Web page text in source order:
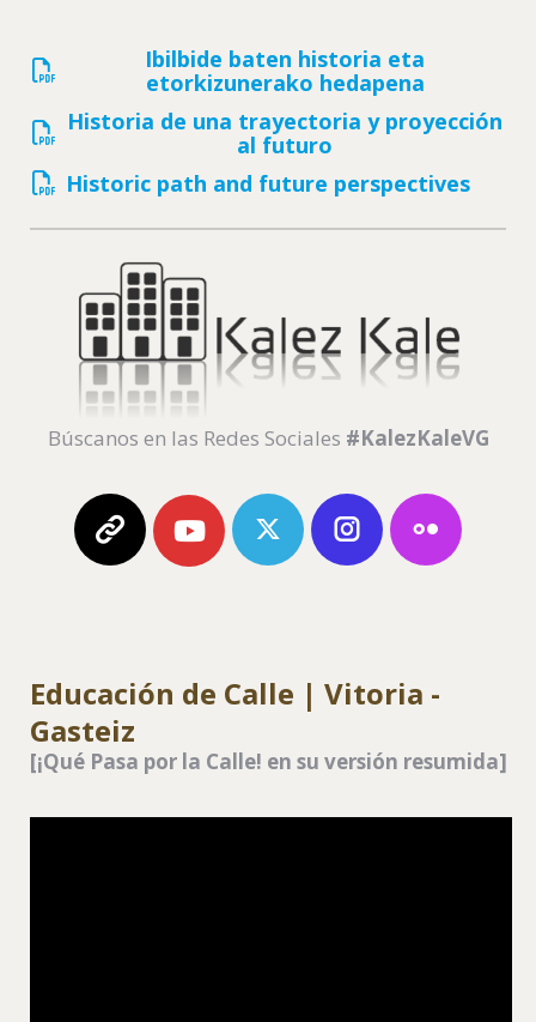
Ibilbide baten historia eta
etorkizunerako hedapena
Historia de una trayectoria y proyección
al futuro
Historic path and future perspectives
Búscanos en las Redes Sociales #KalezKaleVG
Web
Kalezkale
Youtube
Kalezkale
Twitter
Kalezkale
Instagram
Kalezkale
flickr
Educación de Calle | Vitoria -
Gasteiz
[¡Qué Pasa por la Calle! en su versión resumida]